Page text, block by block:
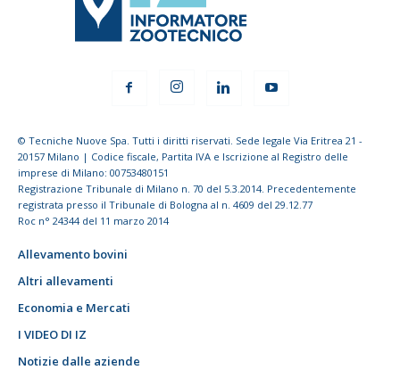
© Tecniche Nuove Spa. Tutti i diritti riservati. Sede legale Via Eritrea 21 -
20157 Milano | Codice fiscale, Partita IVA e Iscrizione al Registro delle
imprese di Milano: 00753480151
Registrazione Tribunale di Milano n. 70 del 5.3.2014. Precedentemente
registrata presso il Tribunale di Bologna al n. 4609 del 29.12.77
Roc n° 24344 del 11 marzo 2014
Allevamento bovini
Altri allevamenti
Economia e Mercati
I VIDEO DI IZ
Notizie dalle aziende